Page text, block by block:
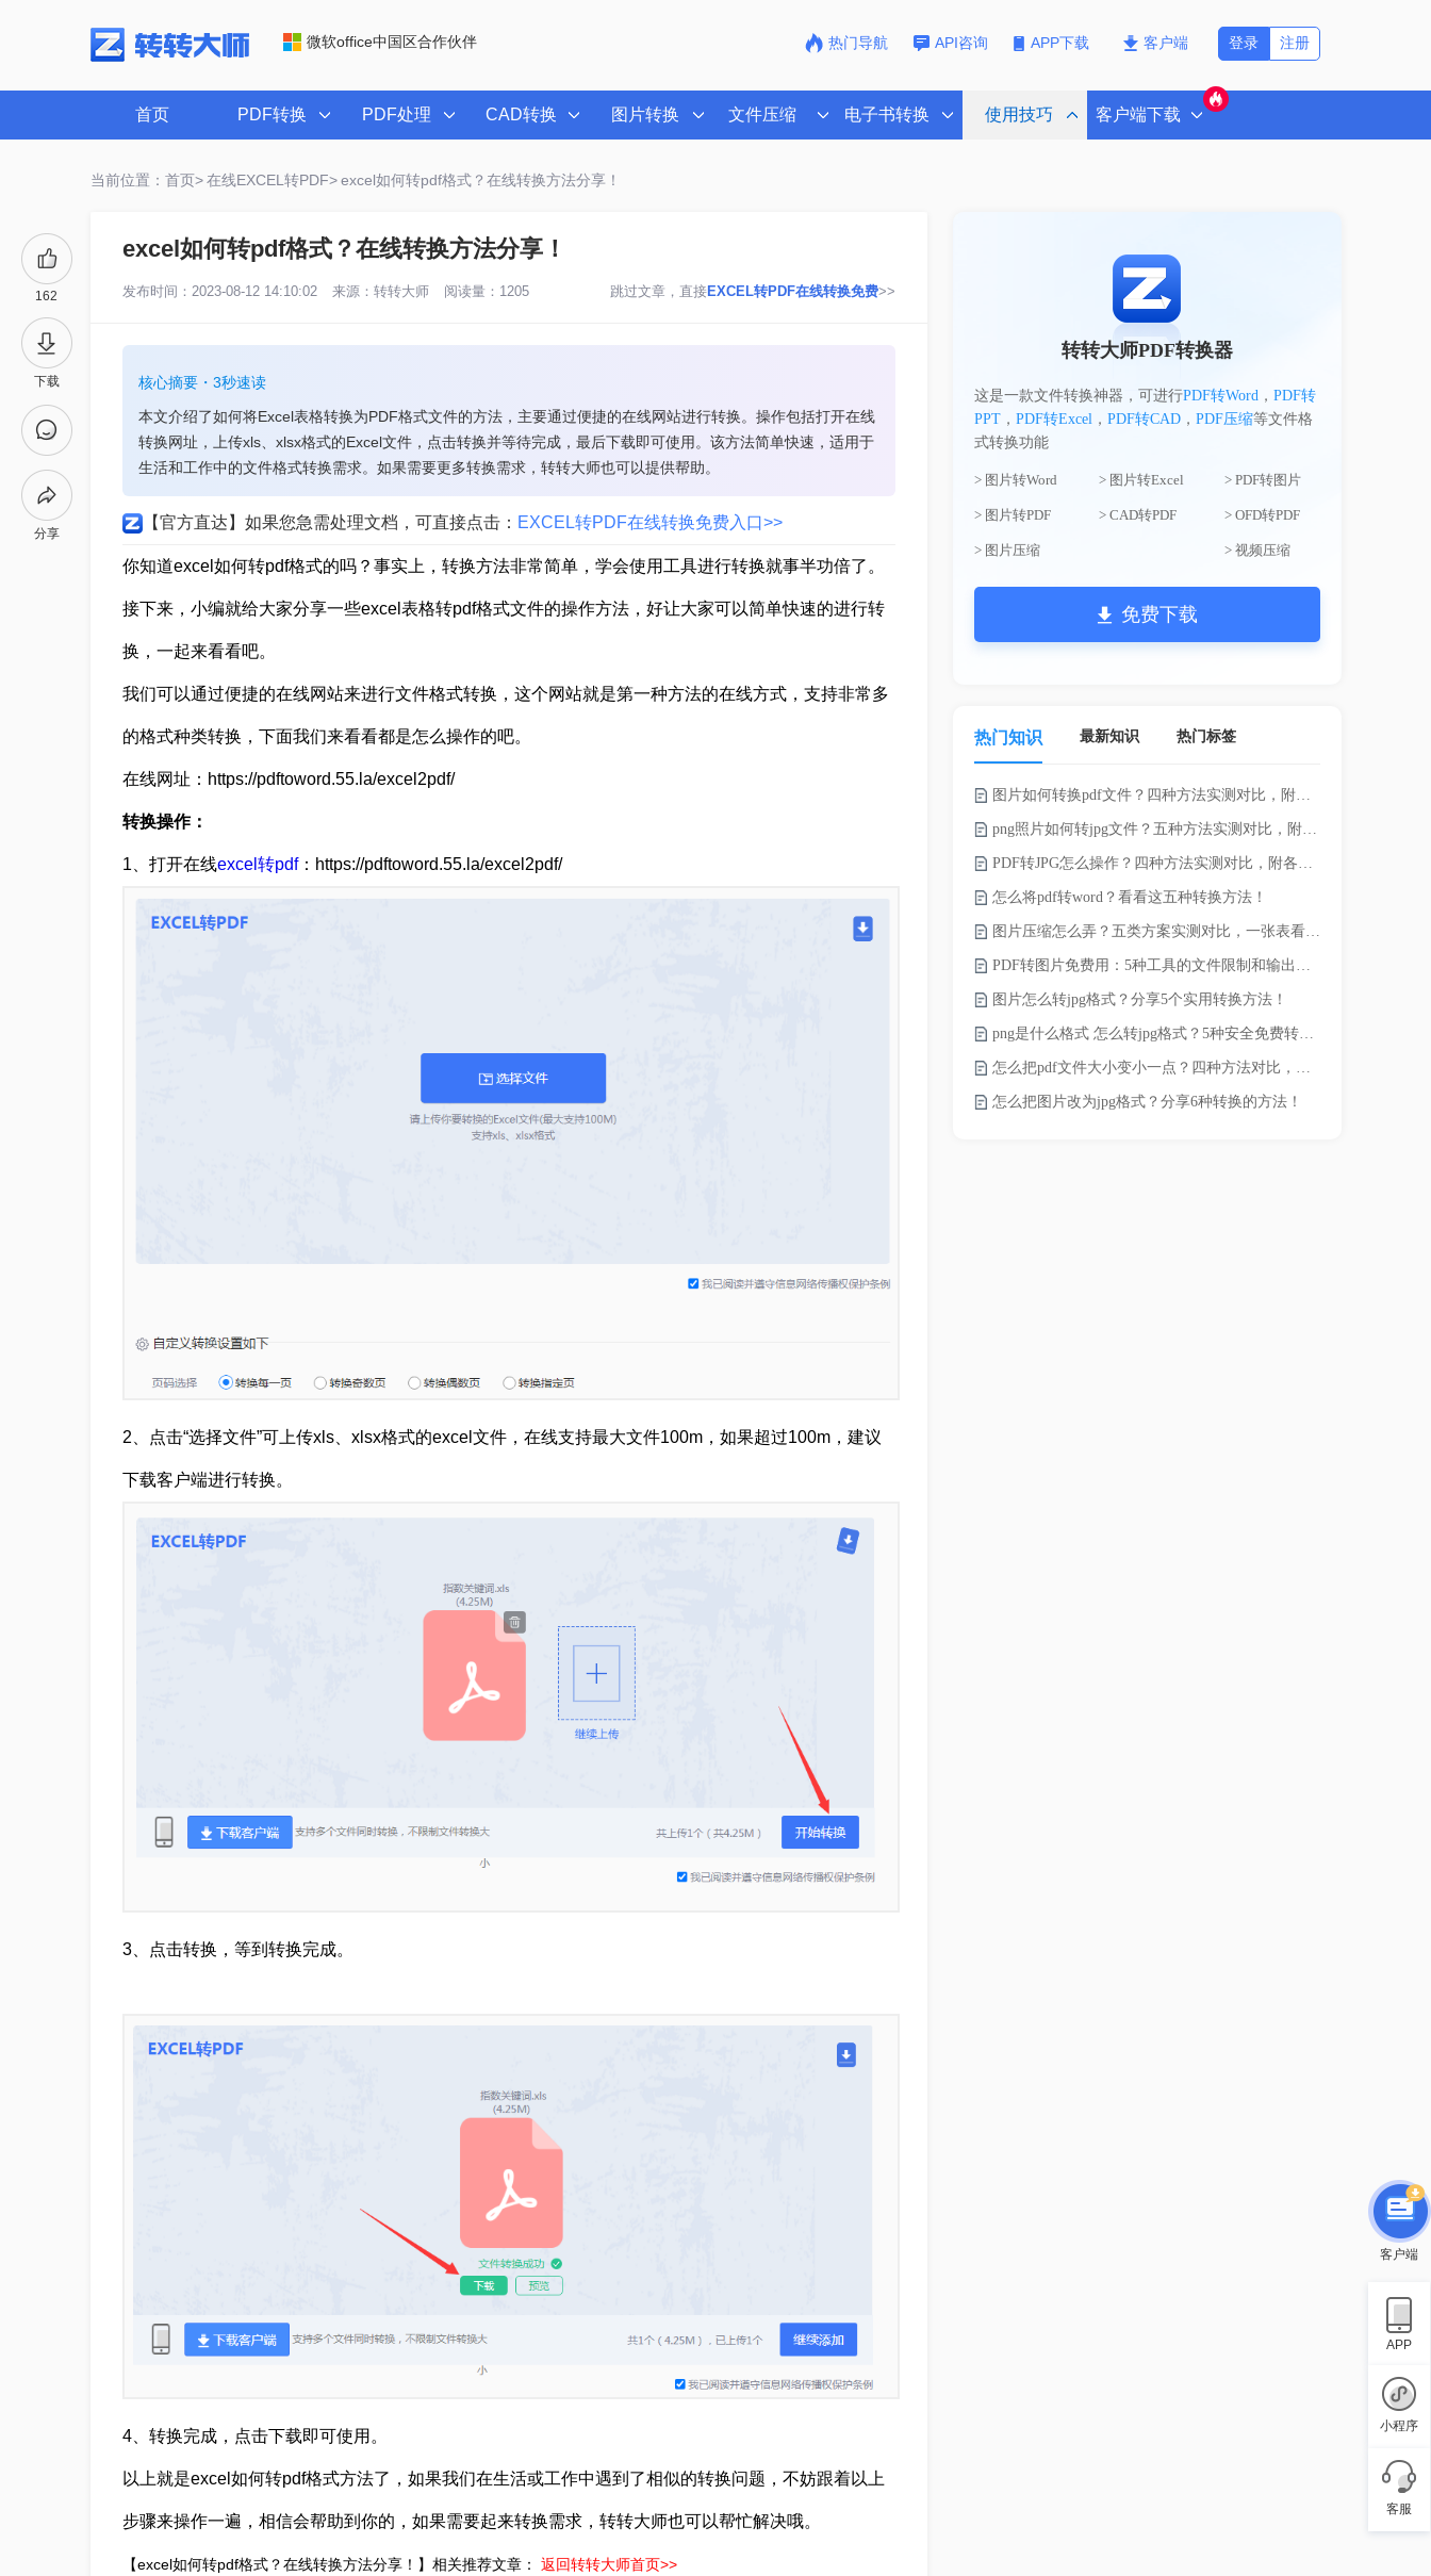
微软office中国区合作伙伴 热门导航 API咨询 APP下载 客户端 注册
登录
首页 PDF转换 PDF处理 CAD转换 图片转换 文件压缩 电子书转换 使用技巧 客户端下载
当前位置：首页> 在线EXCEL转PDF> excel如何转pdf格式？在线转换方法分享！
162
下载
分享
excel如何转pdf格式？在线转换方法分享！
发布时间：2023-08-12 14:10:02 来源： 转转大师 阅读量：1205 跳过文章，直接EXCEL转PDF在线转换免费>>
核心摘要・3秒速读
本文介绍了如何将Excel表格转换为PDF格式文件的方法，主要通过便捷的在线网站进行转换。操作包括打开在线
转换网址，上传xls、xlsx格式的Excel文件，点击转换并等待完成，最后下载即可使用。该方法简单快速，适用于
生活和工作中的文件格式转换需求。如果需要更多转换需求，转转大师也可以提供帮助。
【官方直达】如果您急需处理文档，可直接点击： EXCEL转PDF在线转换免费入口>>
你知道excel如何转pdf格式的吗？事实上，转换方法非常简单，学会使用工具进行转换就事半功倍了。
接下来，小编就给大家分享一些excel表格转pdf格式文件的操作方法，好让大家可以简单快速的进行转
换，一起来看看吧。
我们可以通过便捷的在线网站来进行文件格式转换，这个网站就是第一种方法的在线方式，支持非常多
的格式种类转换，下面我们来看看都是怎么操作的吧。
在线网址：https://pdftoword.55.la/excel2pdf/
转换操作：
1、打开在线excel转pdf：https://pdftoword.55.la/excel2pdf/
2、点击“选择文件”可上传xls、xlsx格式的excel文件，在线支持最大文件100m，如果超过100m，建议
下载客户端进行转换。
3、点击转换，等到转换完成。
4、转换完成，点击下载即可使用。
以上就是excel如何转pdf格式方法了，如果我们在生活或工作中遇到了相似的转换问题，不妨跟着以上
步骤来操作一遍，相信会帮助到你的，如果需要起来转换需求，转转大师也可以帮忙解决哦。
【excel如何转pdf格式？在线转换方法分享！】相关推荐文章： 返回转转大师首页>>
转转大师PDF转换器
这是一款文件转换神器，可进行PDF转Word， PDF转
PPT， PDF转Excel， PDF转CAD， PDF压缩等文件格
式转换功能
> 图片转Word > 图片转Excel > PDF转图片
> 图片转PDF > CAD转PDF > OFD转PDF
> 图片压缩 > 视频压缩
免费下载
热门知识 最新知识 热门标签
图片如何转换pdf文件？四种方法实测对比，附各场景最优选！
png照片如何转jpg文件？五种方法实测对比，附各场景最优选!！
PDF转JPG怎么操作？四种方法实测对比，附各场景最优选！
怎么将pdf转word？看看这五种转换方法！
图片压缩怎么弄？五类方案实测对比，一张表看懂怎么选！
PDF转图片免费用：5种工具的文件限制和输出质量对比！
图片怎么转jpg格式？分享5个实用转换方法！
png是什么格式 怎么转jpg格式？5种安全免费转换方法全解析！
怎么把pdf文件大小变小一点？四种方法对比，一看就懂！
怎么把图片改为jpg格式？分享6种转换的方法！
客户端
APP
小程序
客服